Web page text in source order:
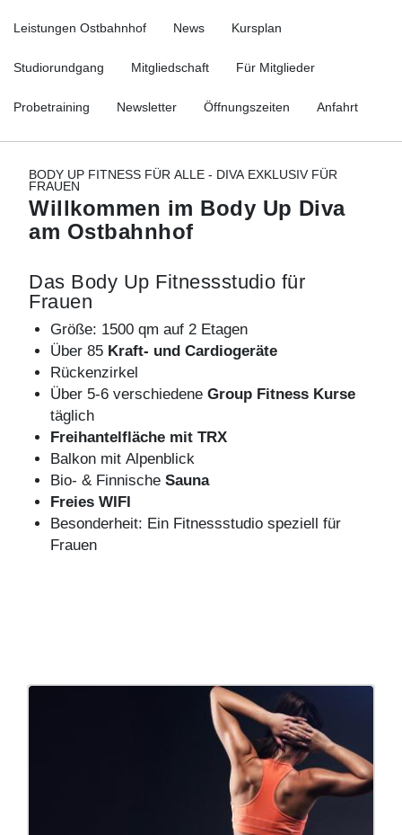
Leistungen Ostbahnhof News Kursplan
Studiorundgang Mitgliedschaft Für Mitglieder
Probetraining Newsletter Öffnungszeiten Anfahrt
BODY UP FITNESS FÜR ALLE - DIVA EXKLUSIV FÜR
FRAUEN
Willkommen im Body Up Diva
am Ostbahnhof
Das Body Up Fitnessstudio für
Frauen
Größe: 1500 qm auf 2 Etagen
Über 85 Kraft- und Cardiogeräte
Rückenzirkel
Über 5-6 verschiedeneGroup Fitness Kurse
täglich
Freihantelfläche mitTRX
Balkon mit Alpenblick
Bio- & FinnischeSauna
Freies WIFI
Besonderheit: Ein Fitnessstudio speziell für
Frauen